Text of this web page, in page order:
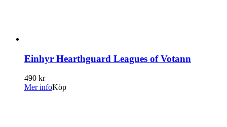
Einhyr Hearthguard Leagues of Votann
490 kr
Mer infoKöp